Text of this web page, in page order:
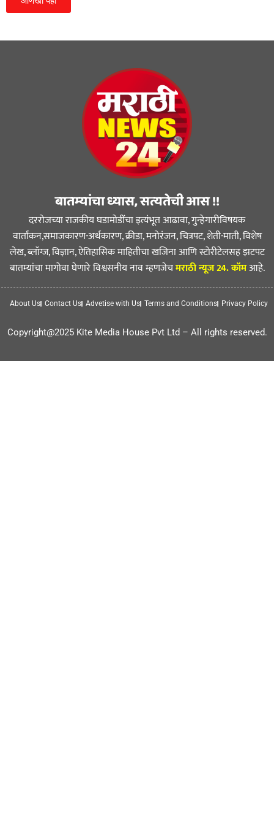
बातम्यांचा ध्यास, सत्यतेची आस !!
दररोजच्या राजकीय घडामोडींचा इत्यंभूत आढावा, गुन्हेगारीविषयक
वार्तांकन,समाजकारण-अर्थकारण, क्रीडा, मनोरंजन, चित्रपट, शेती-माती, विशेष
लेख, ब्लॉग्ज, विज्ञान, ऐतिहासिक माहितीचा खजिना आणि स्टोरीटेलसह झटपट
बातम्यांचा मागोवा घेणारे विश्वसनीय नाव म्हणजेचमराठी न्यूज 24. कॉमआहे.
About Us Contact Us Advetise with Us Terms and Conditions Privacy Policy
Copyright@2025 Kite Media House Pvt Ltd – All rights reserved.